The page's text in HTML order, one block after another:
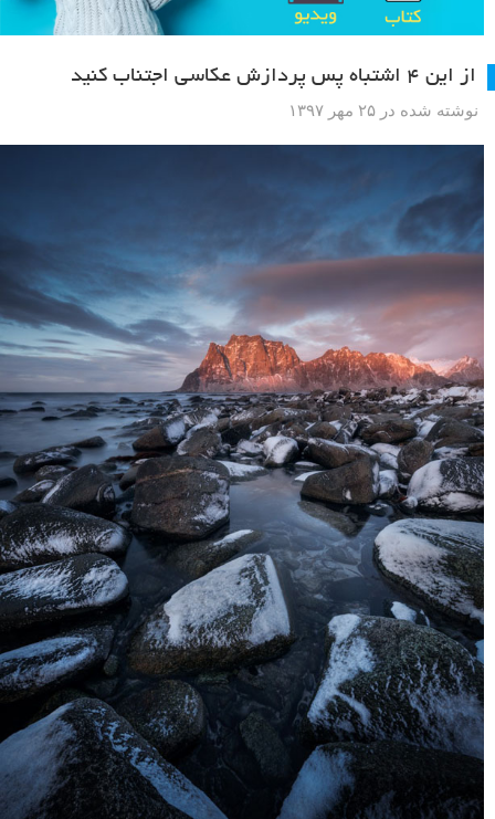
از این ۴ اشتباه پس پردازش عکاسی اجتناب کنید
نوشته شده در ۲۵ مهر ۱۳۹۷